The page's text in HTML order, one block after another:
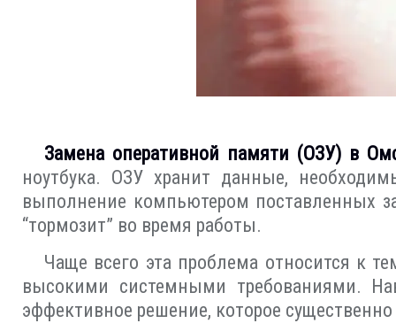
Замена оперативной памяти (ОЗУ) в
ноутбука. ОЗУ хранит данные,
выполнение компьютером поставленных
“тормозит” во время работы.
Чаще всего эта проблема относится к
высокими системными требованиями.
эффективное решение, которое